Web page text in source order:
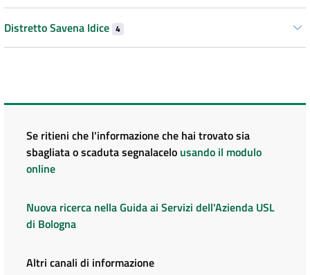
Distretto Savena Idice 4
Se ritieni che l'informazione che hai trovato sia
sbagliata o scaduta segnalacelo usando il modulo
online
Nuova ricerca nella Guida ai Servizi dell'Azienda USL
di Bologna
Altri canali di informazione